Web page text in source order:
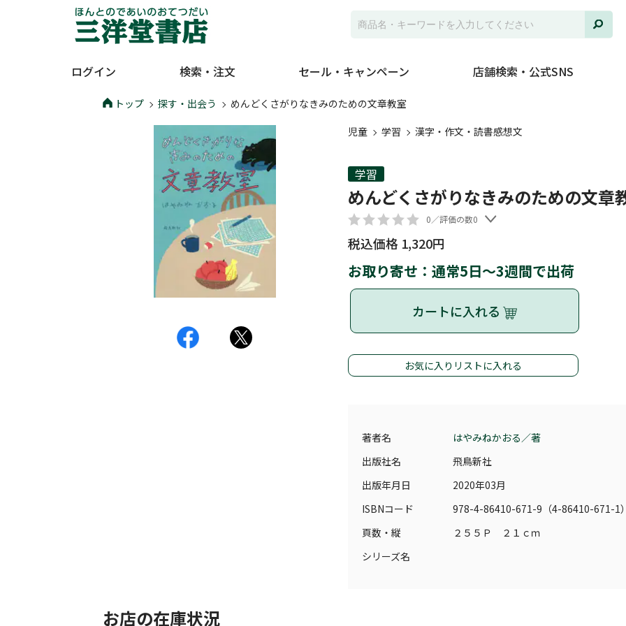
ログイン 検索・注文 セール・キャンペーン 店舗検索・公式SNS
トップ 探す・出会う
めんどくさがりなきみのための文章教室
児童
学習 漢字・作文・読書感想文
学習
めんどくさがりなきみのための文章
0／評価の数0
税込価格 1,320円
お取り寄せ：通常5日～3週間で出荷
カートに入れる
お気に入りリストに入れる
著者名
はやみねかおる／著
出版社名
飛鳥新社
出版年月日
2020年03月
ISBNコード
978-4-86410-671-9（4-86410-671-1
頁数・縦
２５５Ｐ ２１ｃｍ
シリーズ名
お店の在庫状況